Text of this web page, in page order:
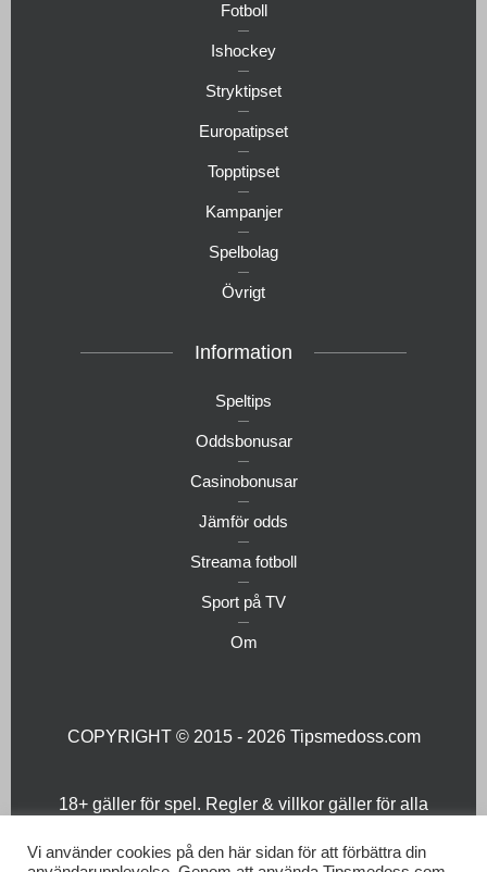
Fotboll
Ishockey
Stryktipset
Europatipset
Topptipset
Kampanjer
Spelbolag
Övrigt
Information
Speltips
Oddsbonusar
Casinobonusar
Jämför odds
Streama fotboll
Sport på TV
Om
COPYRIGHT © 2015 - 2026 Tipsmedoss.com
18+ gäller för spel. Regler & villkor gäller för alla
BesökStödlinjen.se
Vi använder cookies på den här sidan för att förbättra din